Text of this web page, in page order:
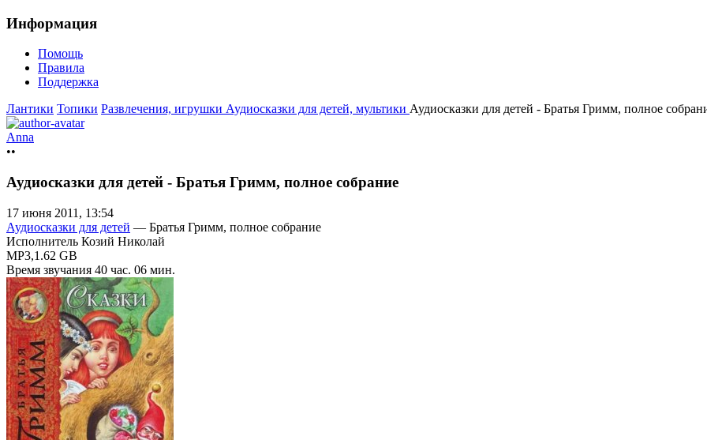
Информация
Помощь
Правила
Поддержка
Лантики Топики Развлечения, игрушки Аудиосказки для детей, мультики Аудиосказки для детей - Братья Гримм, полное
Anna
••
Аудиосказки для детей - Братья Гримм, полное собрание
17 июня 2011, 13:54
Аудиосказки для детей — Братья Гримм, полное собрание
Исполнитель Козий Николай
MP3,1.62 GB
Время звучания 40 час. 06 мин.